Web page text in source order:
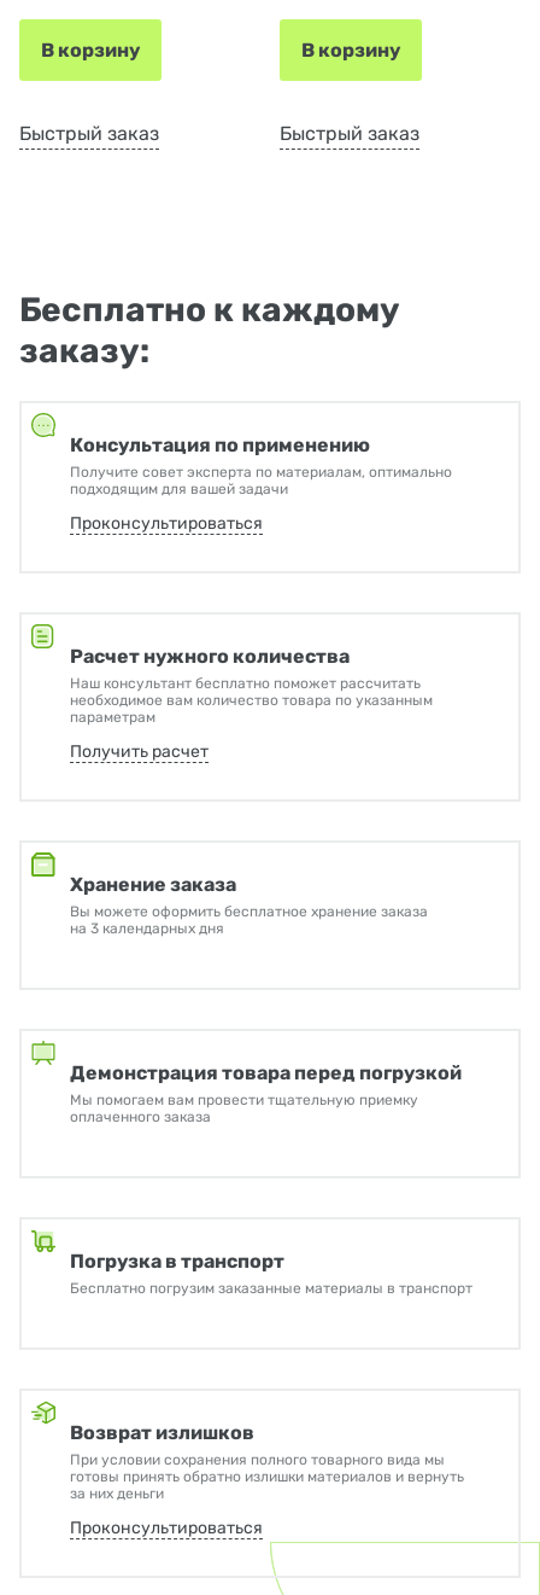
В корзину
Быстрый заказ
В корзину
Быстрый заказ
Бесплатно к каждому
заказу:
Консультация по применению
Получите совет эксперта по материалам, оптимально
подходящим для вашей задачи
Проконсультироваться
Расчет нужного количества
Наш консультант бесплатно поможет рассчитать
необходимое вам количество товара по указанным
параметрам
Получить расчет
Хранение заказа
Вы можете оформить бесплатное хранение заказа
на 3 календарных дня
Демонстрация товара перед погрузкой
Мы помогаем вам провести тщательную приемку
оплаченного заказа
Погрузка в транспорт
Бесплатно погрузим заказанные материалы в транспорт
Возврат излишков
При условии сохранения полного товарного вида мы
готовы принять обратно излишки материалов и вернуть
за них деньги
Проконсультироваться